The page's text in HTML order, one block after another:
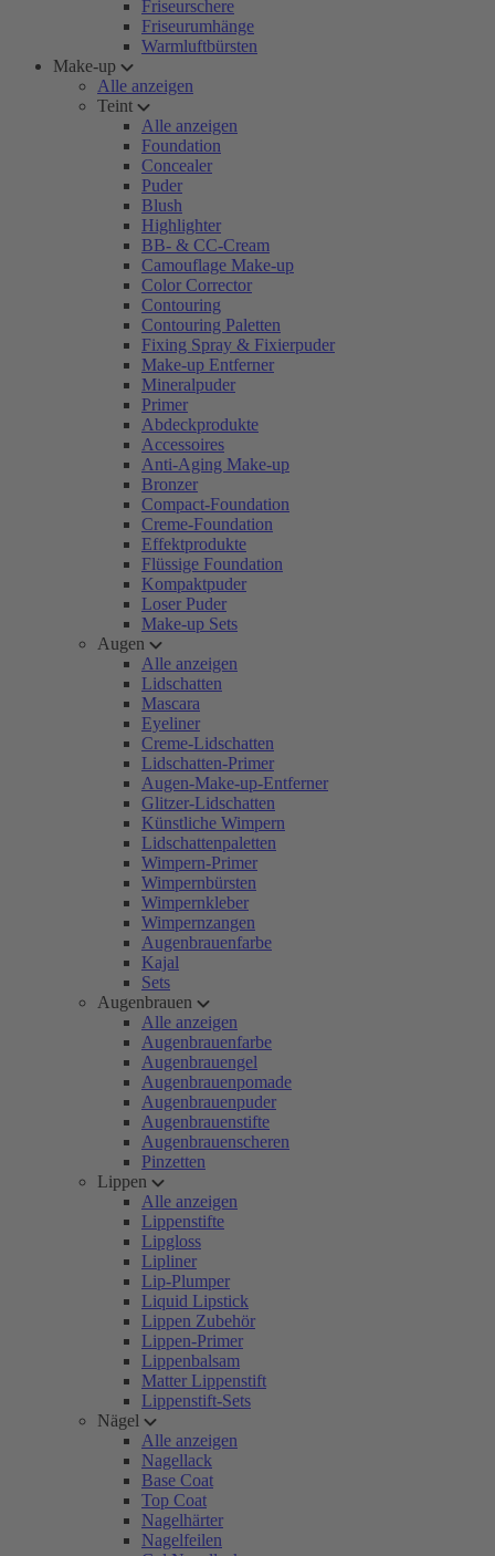
Friseurschere
Friseurumhänge
Warmluftbürsten
Make-up
Alle anzeigen
Teint
Alle anzeigen
Foundation
Concealer
Puder
Blush
Highlighter
BB- & CC-Cream
Camouflage Make-up
Color Corrector
Contouring
Contouring Paletten
Fixing Spray & Fixierpuder
Make-up Entferner
Mineralpuder
Primer
Abdeckprodukte
Accessoires
Anti-Aging Make-up
Bronzer
Compact-Foundation
Creme-Foundation
Effektprodukte
Flüssige Foundation
Kompaktpuder
Loser Puder
Make-up Sets
Augen
Alle anzeigen
Lidschatten
Mascara
Eyeliner
Creme-Lidschatten
Lidschatten-Primer
Augen-Make-up-Entferner
Glitzer-Lidschatten
Künstliche Wimpern
Lidschattenpaletten
Wimpern-Primer
Wimpernbürsten
Wimpernkleber
Wimpernzangen
Augenbrauenfarbe
Kajal
Sets
Augenbrauen
Alle anzeigen
Augenbrauenfarbe
Augenbrauengel
Augenbrauenpomade
Augenbrauenpuder
Augenbrauenstifte
Augenbrauenscheren
Pinzetten
Lippen
Alle anzeigen
Lippenstifte
Lipgloss
Lipliner
Lip-Plumper
Liquid Lipstick
Lippen Zubehör
Lippen-Primer
Lippenbalsam
Matter Lippenstift
Lippenstift-Sets
Nägel
Alle anzeigen
Nagellack
Base Coat
Top Coat
Nagelhärter
Nagelfeilen